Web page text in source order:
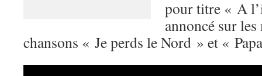
pour titre « A
annoncé sur
chansons « Je perds le Nord » et «